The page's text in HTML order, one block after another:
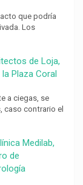
que podría
Los
de Loja,
Plaza Coral
a ciegas, se
caso contrario el
Medilab,
de